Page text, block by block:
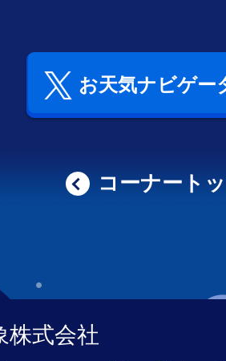
お天気ナビゲー
コーナート
株式会社